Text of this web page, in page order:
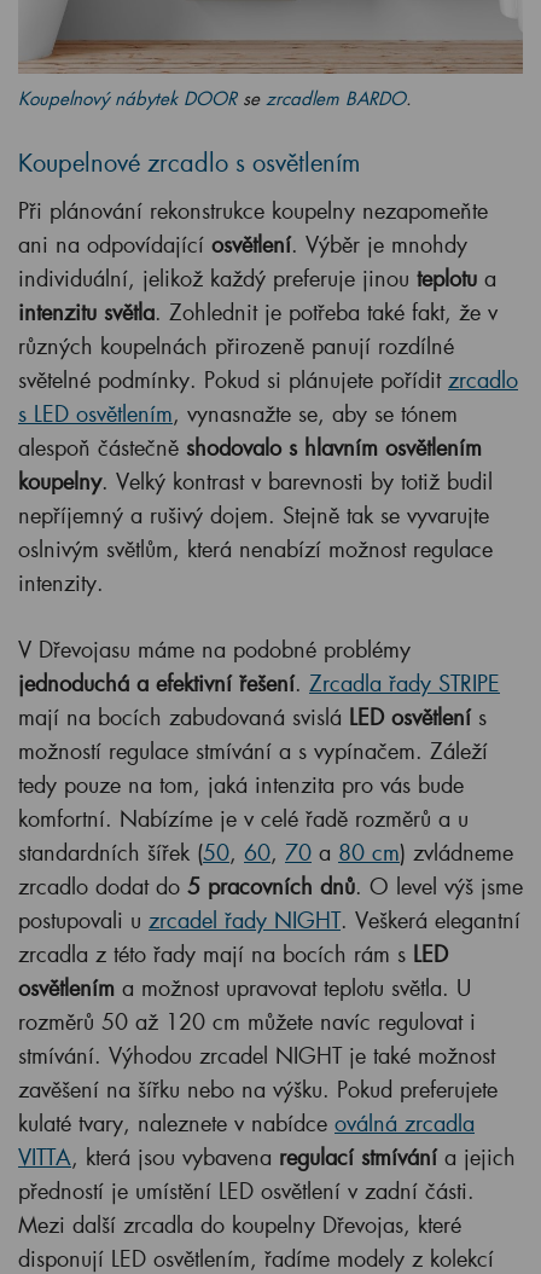
Koupelnový nábytek DOORse zrcadlem BARDO.
Koupelnové zrcadlo s osvětlením
Při plánování rekonstrukce koupelny nezapomeňte
ani na odpovídající osvětlení. Výběr je mnohdy
individuální, jelikož každý preferuje jinou teplotu a
intenzitu světla. Zohlednit je potřeba také fakt, že v
různých koupelnách přirozeně panují rozdílné
světelné podmínky. Pokud si plánujete pořídit zrcadlo
s LED osvětlením, vynasnažte se, aby se tónem
alespoň částečně shodovalo s hlavním osvětlením
koupelny. Velký kontrast v barevnosti by totiž budil
nepříjemný a rušivý dojem. Stejně tak se vyvarujte
oslnivým světlům, která nenabízí možnost regulace
intenzity.
V Dřevojasu máme na podobné problémy
jednoduchá a efektivní řešení. Zrcadla řady STRIPE
mají na bocích zabudovaná svislá LED osvětlenís
možností regulace stmívání a s vypínačem. Záleží
tedy pouze na tom, jaká intenzita pro vás bude
komfortní. Nabízíme je v celé řadě rozměrů a u
standardních šířek (50, 60, 70 a 80 cm) zvládneme
zrcadlo dodat do 5 pracovních dnů. O level výš jsme
postupovali u zrcadel řady NIGHT. Veškerá elegantní
zrcadla z této řady mají na bocích rám s LED
osvětlením a možnost upravovat teplotu světla. U
rozměrů 50 až 120 cm můžete navíc regulovat i
stmívání. Výhodou zrcadel NIGHT je také možnost
zavěšení na šířku nebo na výšku. Pokud preferujete
kulaté tvary, naleznete v nabídce oválná zrcadla
VITTA, která jsou vybavena regulací stmívánía jejich
předností je umístění LED osvětlení v zadní části.
Mezi další zrcadla do koupelny Dřevojas, které
disponují LED osvětlením, řadíme modely z kolekcí